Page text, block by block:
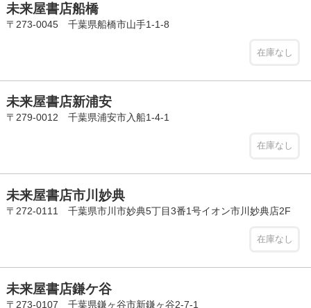
未来屋書店船橋
〒273-0045 千葉県船橋市山手1-1-8
在庫なし
未来屋書店新浦安
〒279-0012 千葉県浦安市入船1-4-1
在庫なし
未来屋書店市川妙典
〒272-0111 千葉県市川市妙典5丁目3番1号イオン市川妙典店2F
在庫なし
未来屋書店鎌ケ谷
〒273-0107 千葉県鎌ヶ谷市新鎌ヶ谷2-7-1